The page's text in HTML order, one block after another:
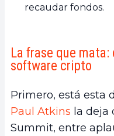
recaudar fondos.
La frase que mata:
software cripto
Primero, está esta
Paul Atkins la deja
Summit, entre